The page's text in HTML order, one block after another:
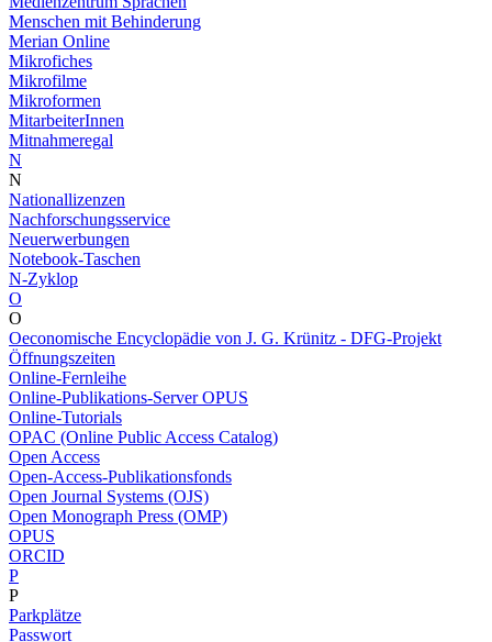
Menschen mit Behinderung
Merian Online
Mikrofiches
Mikrofilme
Mikroformen
MitarbeiterInnen
Mitnahmeregal
N
N
Nationallizenzen
Nachforschungsservice
Neuerwerbungen
Notebook-Taschen
N-Zyklop
O
O
Oeconomische Encyclopädie von J. G. Krünitz - DFG-Projekt
Öffnungszeiten
Online-Fernleihe
Online-Publikations-Server OPUS
Online-Tutorials
OPAC (Online Public Access Catalog)
Open Access
Open-Access-Publikationsfonds
Open Journal Systems (OJS)
Open Monograph Press (OMP)
OPUS
ORCID
P
P
Parkplätze
Passwort